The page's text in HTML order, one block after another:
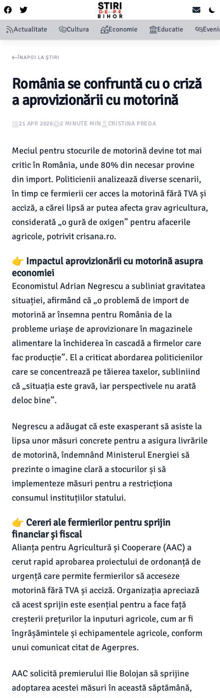
Actualitate Cultura Economie Educatie
ÎNAPOI LA ȘTIRI
România se confruntă cu o criză
a aprovizionării cu motorină
21 APR 2026 2 MINUTE MIN CRISTINA PREDA
Meciul pentru stocurile de motorină devine tot mai
critic în România, unde 80% din necesar provine
din import. Politicienii analizează diverse scenarii,
în timp ce fermierii cer acces la motorină fără TVA și
acciză, a cărei lipsă ar putea afecta grav agricultura,
considerată „o gură de oxigen” pentru afacerile
agricole, potrivit crisana.ro.
👉 Impactul aprovizionării cu motorină asupra
economiei
Economistul Adrian Negrescu a subliniat gravitatea
situației, afirmând că „o problemă de import de
motorină ar însemna pentru România de la
probleme uriașe de aprovizionare în magazinele
alimentare la închiderea în cascadă a firmelor care
fac producție”. El a criticat abordarea politicienilor
care se concentrează pe tăierea taxelor, subliniind
că „situația este gravă, iar perspectivele nu arată
deloc bine”.
Negrescu a adăugat că este exasperant să asiste la
lipsa unor măsuri concrete pentru a asigura livrările
de motorină, îndemnând Ministerul Energiei să
prezinte o imagine clară a stocurilor și să
implementeze măsuri pentru a restricționa
consumul instituțiilor statului.
👉 Cereri ale fermierilor pentru sprijin
financiar și fiscal
Alianța pentru Agricultură și Cooperare (AAC) a
cerut rapid aprobarea proiectului de ordonanță de
urgență care permite fermierilor să acceseze
motorină fără TVA și acciză. Organizația apreciază
că acest sprijin este esențial pentru a face față
creșterii prețurilor la inputuri agricole, cum ar fi
îngrășămintele și echipamentele agricole, conform
unui comunicat citat de Agerpres.
AAC solicită premierului Ilie Bolojan să sprijine
adoptarea acestei măsuri în această săptămână,